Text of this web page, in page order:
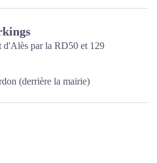
d'Alès par la RD50 et 129
(derrière la mairie)